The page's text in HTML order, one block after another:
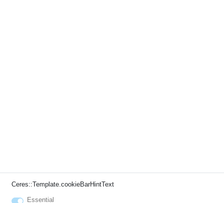
Ceres::Template.cookieBarHintText
Essential